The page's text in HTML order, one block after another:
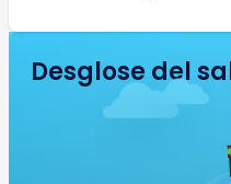
Desglose del